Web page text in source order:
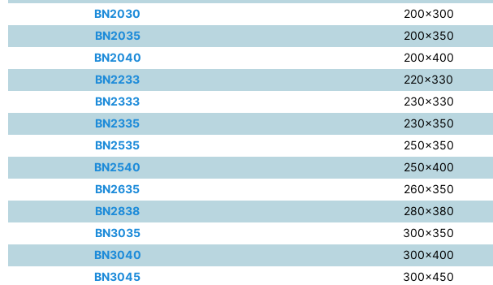
BN2030
200×300
BN2035
200×350
BN2040
200×400
BN2233
220×330
BN2333
230×330
BN2335
230×350
BN2535
250×350
BN2540
250×400
BN2635
260×350
BN2838
280×380
BN3035
300×350
BN3040
300×400
BN3045
300×450